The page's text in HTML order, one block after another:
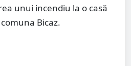
unui incendiu la o casă
Bicaz.